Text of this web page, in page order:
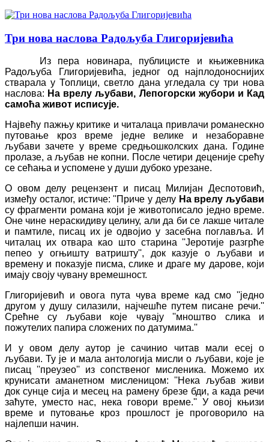
Три нова наслова Радољуба Глигоријевића
Из пера новинара, публицисте и књижевника
Радољуба Глигоријевића, једног од најплодоноснијих
стварала у Топлици, светло дана угледала су три нова
наслова: На врелу љубави, Лепогорски жубори и Кад
самоћа живот исписује.
Највећу пажњу критике и читалаца привлачи романескно
путовање кроз време једне велике и незаборавне
љубави зачете у време средњошколских дана. Године
пролазе, а љубав не копни. После четири деценије срећу
се сећања и успомене у души дубоко урезане.
О овом делу рецензент и писац Милијан Деспотовић,
између осталог, истиче:''Приче у делу На врелу љубави
су фрагменти романа који је животописало једно време.
Оне чине нераскидиву целину, али да би се лакше читале
и памтиле, писац их је одвојио у засебна поглавља. И
читалац их отвара као што старина ''Јеротије разгрће
пепео у огњишту ватришту'', док казује о љубави и
времену и показује писма, слике и драге му дарове, који
имају своју чувану времешност.
Глигоријевић и овога пута чува време кад смо ''једно
другом у душу силазили, најчешће путем писане речи.''
Срећне су љубави које чувају ''мноштво слика и
пожутелих папира сложених по датумима.''
И у овом делу аутор је сачинио читав мали есеј о
љубави. Ту је и мала антологија мисли о љубави, које је
писац ''преузео'' из сопственог мисленика. Можемо их
крунисати аманетном мисленицом: ''Нека љубав живи
док сунце сија и месец на рамену брезе бди, а када речи
заћуте, уместо нас, нека говори време.'' У овој књизи
време и путовање кроз прошлост је проговорило на
најлепши начин.